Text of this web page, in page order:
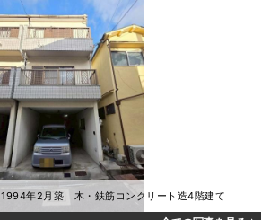
1994年2月築 木・鉄筋コンクリート造4階建て